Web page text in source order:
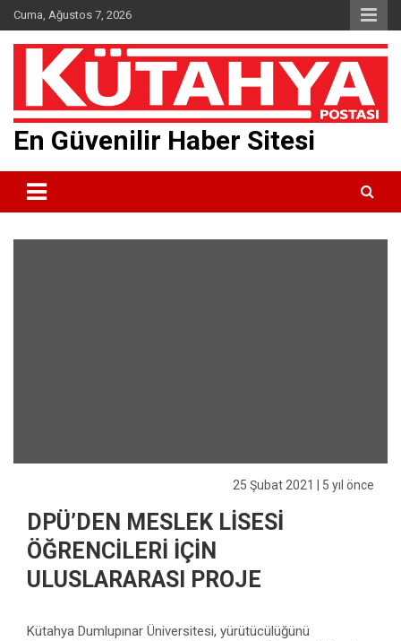
Skip
to
content
Cuma, Ağustos 7, 2026
En Güvenilir Haber Sitesi
25 Şubat 2021 | 5 yıl önce
DPÜ’DEN MESLEK LİSESİ
ÖĞRENCİLERİ İÇİN
ULUSLARARASI PROJE
Kütahya Dumlupınar Üniversitesi, yürütücülüğünü